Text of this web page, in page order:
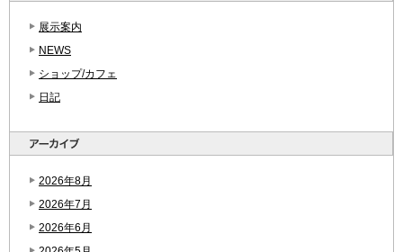
展示案内
NEWS
ショップ/カフェ
日記
2026年8月
2026年7月
2026年6月